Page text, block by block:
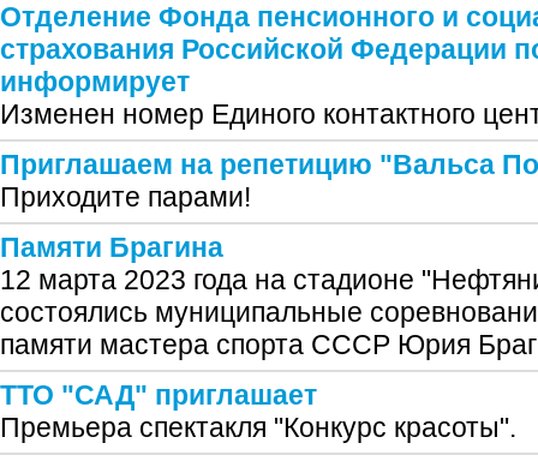
Отделение Фонда пенсионного и
страхования Российской Федерации
информирует
Изменен номер Единого контактного
Приглашаем на репетицию "Вальса
Приходите парами!
Памяти Брагина
12 марта 2023 года на стадионе
состоялись муниципальные
памяти мастера спорта СССР Юрия
ТТО "САД" приглашает
Премьера спектакля "Конкурс красоты".